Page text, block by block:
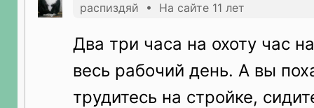
распиздяй • На сайте 11 лет
Два три часа на охоту час
весь рабочий день. А вы
трудитесь на стройке,